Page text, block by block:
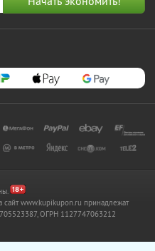
сайт www.kupikupon.ru принадлежат
ОГРН 1127747063212